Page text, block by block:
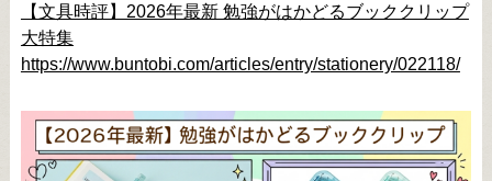
【文具時評】2026年最新 勉強がはかどるブッククリップ
大特集
https://www.buntobi.com/articles/entry/stationery/022118/